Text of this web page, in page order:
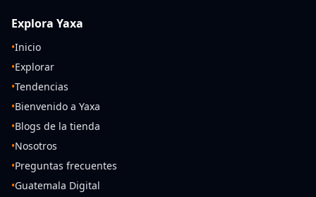
Explora Yaxa
•Inicio
•Explorar
•Tendencias
•Bienvenido a Yaxa
•Blogs de la tienda
•Nosotros
•Preguntas frecuentes
•Guatemala Digital